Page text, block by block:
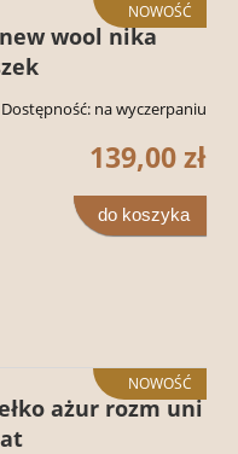
wool nika
Dostępność: na wyczerpaniu
139,00 zł
do koszyka
NOWOŚĆ
ażur rozm uni
NOWOŚĆ